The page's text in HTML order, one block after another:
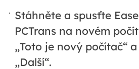
Stáhněte a spusťte
PCTrans na novém
„Toto je nový počítač“
„Další“.